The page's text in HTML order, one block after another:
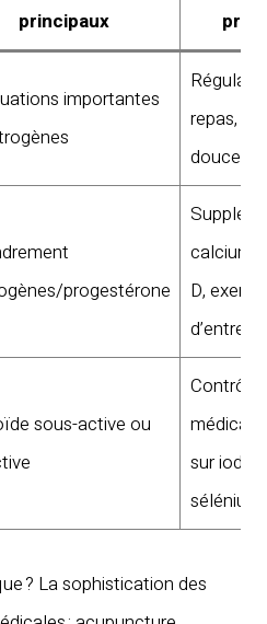
principaux
importantes
repas,
douce
progestérone
calcium/
D,
sous-active ou
Contrôle
médical,
sur iode
sélénium
? La sophistication des